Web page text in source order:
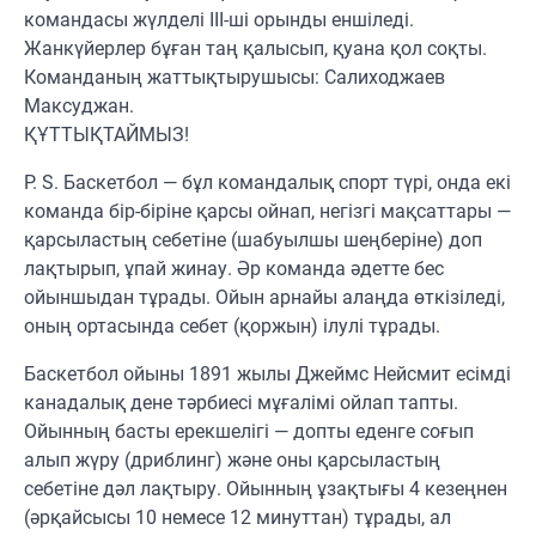
командасы жүлделі III-ші орынды еншіледі.
Жанкүйерлер бұған таң қалысып, қуана қол соқты.
Команданың жаттықтырушысы: Салиходжаев
Максуджан.
ҚҰТТЫҚТАЙМЫЗ!
P. S. Баскетбол — бұл командалық спорт түрі, онда екі
команда бір-біріне қарсы ойнап, негізгі мақсаттары —
қарсыластың себетіне (шабуылшы шеңберіне) доп
лақтырып, ұпай жинау. Әр команда әдетте бес
ойыншыдан тұрады. Ойын арнайы алаңда өткізіледі,
оның ортасында себет (қоржын) ілулі тұрады.
Баскетбол ойыны 1891 жылы Джеймс Нейсмит есімді
канадалық дене тәрбиесі мұғалімі ойлап тапты.
Ойынның басты ерекшелігі — допты еденге соғып
алып жүру (дриблинг) және оны қарсыластың
себетіне дәл лақтыру. Ойынның ұзақтығы 4 кезеңнен
(әрқайсысы 10 немесе 12 минуттан) тұрады, ал